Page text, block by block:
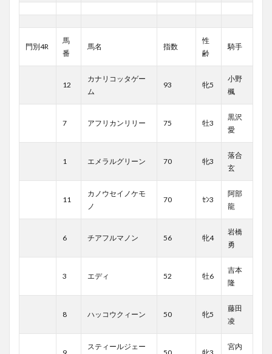
門別4R
馬
番
馬名 指数
性
齢
騎手
12
カナリコッタゲー
ム
93 牝5
小野
楓
7 アフリカンリリー 75 牡3
黒沢
愛
1 エメラルグリーン 70 牝3
落合
玄
11
カノウセイノケモ
ノ
70 ｾﾝ3
阿部
龍
6 チアフルマノン 56 牝4
岩橋
勇
3 エディ 52 牡6
吉本
隆
8 ハッコウクィーン 50 牝5
藤田
凌
スティールジェー
宮内